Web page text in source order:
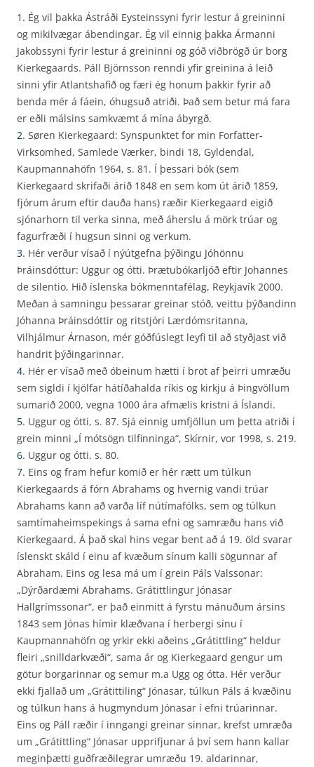
1. Ég vil þakka Ástráði Eysteinssyni fyrir lestur á greininni
og mikilvægar ábendingar. Ég vil einnig þakka Ármanni
Jakobssyni fyrir lestur á greininni og góð viðbrögð úr borg
Kierkegaards. Páll Björnsson renndi yfir greinina á leið
sinni yfir Atlantshafið og færi ég honum þakkir fyrir að
benda mér á fáein, óhugsuð atriði. Það sem betur má fara
er eðli málsins samkvæmt á mína ábyrgð.
2. Søren Kierkegaard: Synspunktet for min Forfatter-
Virksomhed, Samlede Værker, bindi 18, Gyldendal,
Kaupmannahöfn 1964, s. 81. Í þessari bók (sem
Kierkegaard skrifaði árið 1848 en sem kom út árið 1859,
fjórum árum eftir dauða hans) ræðir Kierkegaard eigið
sjónarhorn til verka sinna, með áherslu á mörk trúar og
fagurfræði í hugsun sinni og verkum.
3. Hér verður vísað í nýútgefna þýðingu Jóhönnu
Þráinsdóttur: Uggur og ótti. Þrætubókarljóð eftir Johannes
de silentio, Hið íslenska bókmenntafélag, Reykjavík 2000.
Meðan á samningu þessarar greinar stóð, veittu þýðandinn
Jóhanna Þráinsdóttir og ritstjóri Lærdómsritanna,
Vilhjálmur Árnason, mér góðfúslegt leyfi til að styðjast við
handrit þýðingarinnar.
4. Hér er vísað með óbeinum hætti í brot af þeirri umræðu
sem sigldi í kjölfar hátíðahalda ríkis og kirkju á Þingvöllum
sumarið 2000, vegna 1000 ára afmælis kristni á Íslandi.
5. Uggur og ótti, s. 87. Sjá einnig umfjöllun um þetta atriði í
grein minni „Í mótsögn tilfinninga“, Skírnir, vor 1998, s. 219.
6. Uggur og ótti, s. 80.
7. Eins og fram hefur komið er hér rætt um túlkun
Kierkegaards á fórn Abrahams og hvernig vandi trúar
Abrahams kann að varða líf nútímafólks, sem og túlkun
samtímaheimspekings á sama efni og samræðu hans við
Kierkegaard. Á það skal hins vegar bent að á 19. öld svarar
íslenskt skáld í einu af kvæðum sínum kalli sögunnar af
Abraham. Eins og lesa má um í grein Páls Valssonar:
„Dýrðardæmi Abrahams. Grátittlingur Jónasar
Hallgrímssonar“, er það einmitt á fyrstu mánuðum ársins
1843 sem Jónas hímir klæðvana í herbergi sínu í
Kaupmannahöfn og yrkir ekki aðeins „Grátittling“ heldur
fleiri „snilldarkvæði“, sama ár og Kierkegaard gengur um
götur borgarinnar og semur m.a Ugg og ótta. Hér verður
ekki fjallað um „Grátittiling“ Jónasar, túlkun Páls á kvæðinu
og túlkun hans á hugmyndum Jónasar í efni trúarinnar.
Eins og Páll ræðir í inngangi greinar sinnar, krefst umræða
um „Grátittling“ Jónasar upprifjunar á því sem hann kallar
meginþætti guðfræðilegrar umræðu 19. aldarinnar,